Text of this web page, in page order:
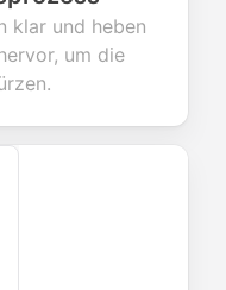
klar und heben
um die